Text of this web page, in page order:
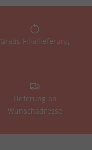
Gratis Filiallieferung
Lieferung an
Wunschadresse